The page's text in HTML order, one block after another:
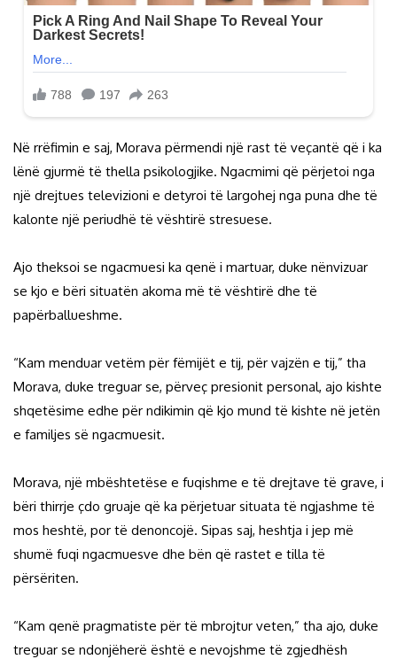
Në rrëfimin e saj, Morava përmendi një rast të veçantë që i ka
lënë gjurmë të thella psikologjike. Ngacmimi që përjetoi nga
një drejtues televizioni e detyroi të largohej nga puna dhe të
kalonte një periudhë të vështirë stresuese.
Ajo theksoi se ngacmuesi ka qenë i martuar, duke nënvizuar
se kjo e bëri situatën akoma më të vështirë dhe të
papërballueshme.
“Kam menduar vetëm për fëmijët e tij, për vajzën e tij,” tha
Morava, duke treguar se, përveç presionit personal, ajo kishte
shqetësime edhe për ndikimin që kjo mund të kishte në jetën
e familjes së ngacmuesit.
Morava, një mbështetëse e fuqishme e të drejtave të grave, i
bëri thirrje çdo gruaje që ka përjetuar situata të ngjashme të
mos heshtë, por të denoncojë. Sipas saj, heshtja i jep më
shumë fuqi ngacmuesve dhe bën që rastet e tilla të
përsëriten.
“Kam qenë pragmatiste për të mbrojtur veten,” tha ajo, duke
treguar se ndonjëherë është e nevojshme të zgjedhësh